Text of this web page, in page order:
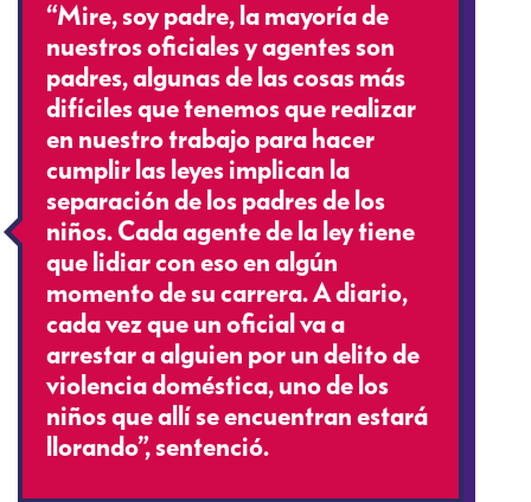
“Mire, soy padre, la mayoría de
nuestros oficiales y agentes son
padres, algunas de las cosas más
difíciles que tenemos que realizar
en nuestro trabajo para hacer
cumplir las leyes implican la
separación de los padres de los
niños. Cada agente de la ley tiene
que lidiar con eso en algún
momento de su carrera. A diario,
cada vez que un oficial va a
arrestar a alguien por un delito de
violencia doméstica, uno de los
niños que allí se encuentran estará
llorando”, sentenció.